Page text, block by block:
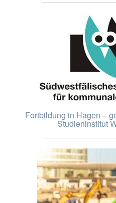
Fortbildung in Hagen –
Studieninstitut